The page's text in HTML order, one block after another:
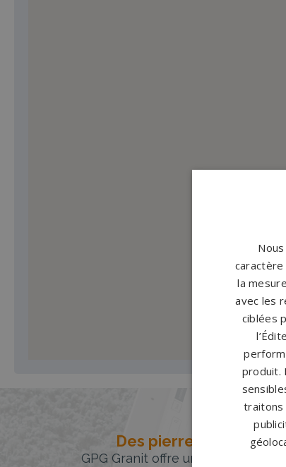
Des pierres tombales
GPG Granit offre un large choix
la
avec les
ciblées
produit.
traitons